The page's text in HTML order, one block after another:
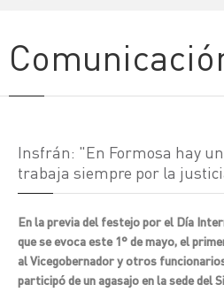
Insfrán: "En Formosa hay
trabaja siempre por la
En la previa del festejo por el Día
que se evoca este 1° de mayo, el
al Vicegobernador y otros
participó de un agasajo en la sede del